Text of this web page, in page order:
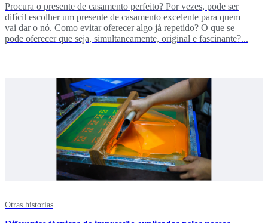
Procura o presente de casamento perfeito? Por vezes, pode ser
difícil escolher um presente de casamento excelente para quem
vai dar o nó. Como evitar oferecer algo já repetido? O que se
pode oferecer que seja, simultaneamente, original e fascinante?...
Otras historias